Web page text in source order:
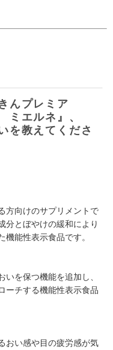
んプレミア
エルネ』、
を教えてくださ
方向けのサプリメントで
分とぼやけの緩和により
能性表示食品です。
いを保つ機能を追加し、
ーチする機能性表示食品
おい感や目の疲労感が気